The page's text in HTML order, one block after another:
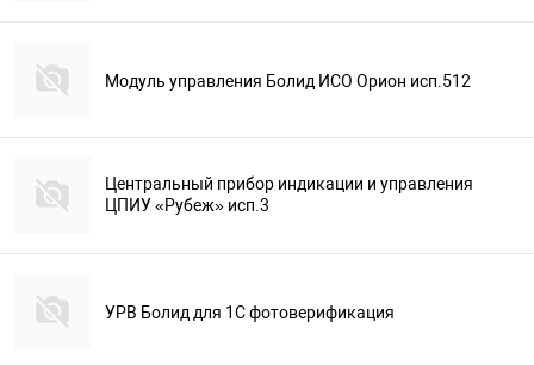
Модуль управления Болид ИСО Орион исп.512
Центральный прибор индикации и управления
ЦПИУ «Рубеж» исп.3
УРВ Болид для 1С фотоверификация